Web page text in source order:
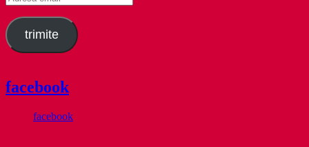
email
trimite
facebook
facebook